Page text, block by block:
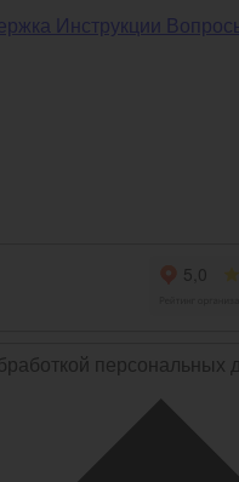
Инструкции
персональных